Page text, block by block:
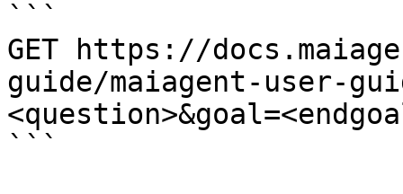
```
GET https://
guide/maiagent-user-
```